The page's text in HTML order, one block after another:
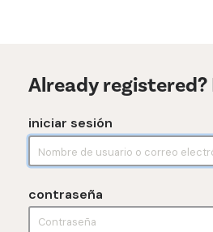
Already registered?
iniciar sesión
contraseña